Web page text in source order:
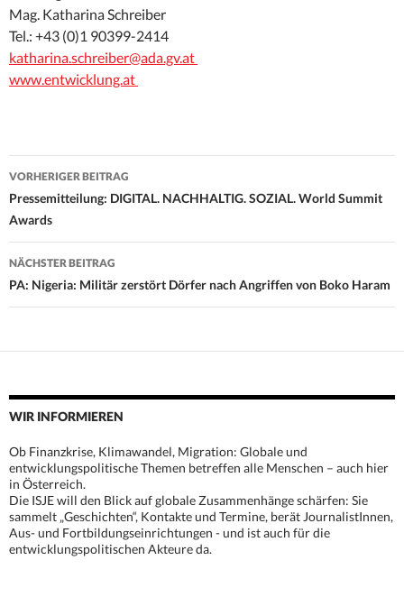
Mag. Katharina Schreiber
Tel.: +43 (0)1 90399-2414
katharina.schreiber@ada.gv.at
www.entwicklung.at
Beitrags-
Navigation
VORHERIGER BEITRAG
Pressemitteilung: DIGITAL. NACHHALTIG. SOZIAL. World Summit
Awards
NÄCHSTER BEITRAG
PA: Nigeria: Militär zerstört Dörfer nach Angriffen von Boko Haram
WIR INFORMIEREN
Ob Finanzkrise, Klimawandel, Migration: Globale und
entwicklungspolitische Themen betreffen alle Menschen – auch hier
in Österreich.
Die ISJE will den Blick auf globale Zusammenhänge schärfen: Sie
sammelt „Geschichten“, Kontakte und Termine, berät JournalistInnen,
Aus- und Fortbildungseinrichtungen - und ist auch für die
entwicklungspolitischen Akteure da.